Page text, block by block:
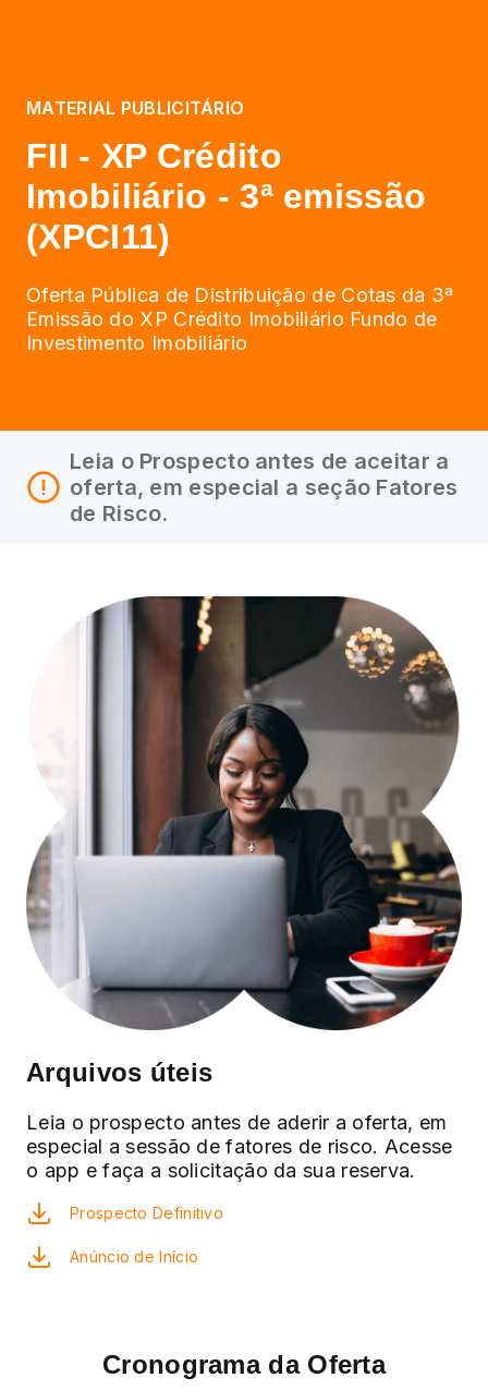
MATERIAL PUBLICITÁRIO
FII - XP Crédito
Imobiliário - 3ª emissão
(XPCI11)
Oferta Pública de Distribuição de Cotas da 3ª
Emissão do XP Crédito Imobiliário Fundo de
Investimento Imobiliário
Leia o Prospecto antes de aceitar a
oferta, em especial a seção Fatores
de Risco.
Arquivos úteis
Leia o prospecto antes de aderir a oferta, em
especial a sessão de fatores de risco. Acesse
o app e faça a solicitação da sua reserva.
Prospecto Definitivo
Anúncio de Início
Cronograma da Oferta